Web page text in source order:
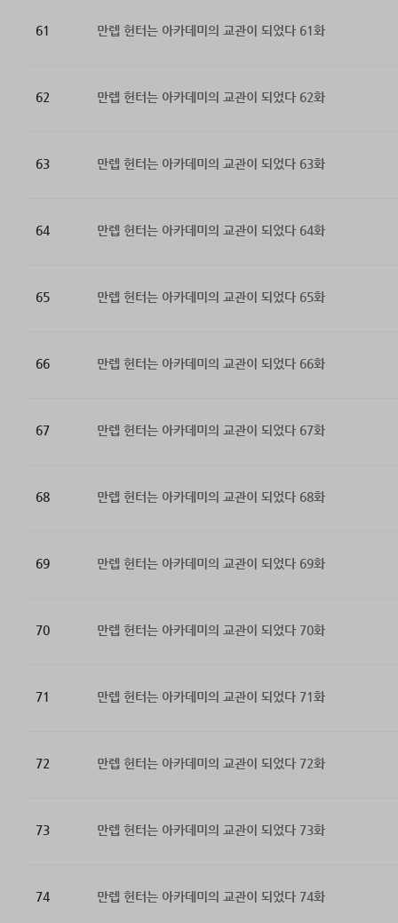
61 만렙 헌터는 아카데미의 교관이 되었다 61화
62 만렙 헌터는 아카데미의 교관이 되었다 62화
63 만렙 헌터는 아카데미의 교관이 되었다 63화
64 만렙 헌터는 아카데미의 교관이 되었다 64화
65 만렙 헌터는 아카데미의 교관이 되었다 65화
66 만렙 헌터는 아카데미의 교관이 되었다 66화
67 만렙 헌터는 아카데미의 교관이 되었다 67화
68 만렙 헌터는 아카데미의 교관이 되었다 68화
69 만렙 헌터는 아카데미의 교관이 되었다 69화
70 만렙 헌터는 아카데미의 교관이 되었다 70화
71 만렙 헌터는 아카데미의 교관이 되었다 71화
72 만렙 헌터는 아카데미의 교관이 되었다 72화
73 만렙 헌터는 아카데미의 교관이 되었다 73화
74 만렙 헌터는 아카데미의 교관이 되었다 74화